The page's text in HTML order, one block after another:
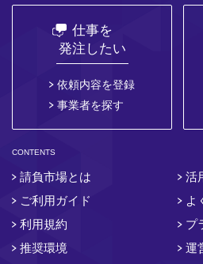
仕事を
発注したい
依頼内容を登録
事業者を探す
CONTENTS
請負市場とは
活
ご利用ガイド
よ
利用規約
プ
推奨環境
運